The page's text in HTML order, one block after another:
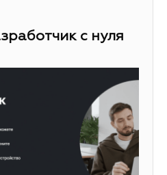
с нуля